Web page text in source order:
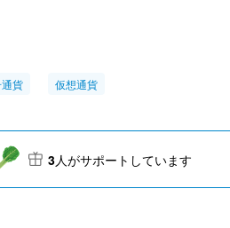
貨 仮想通貨
3人がサポートしています